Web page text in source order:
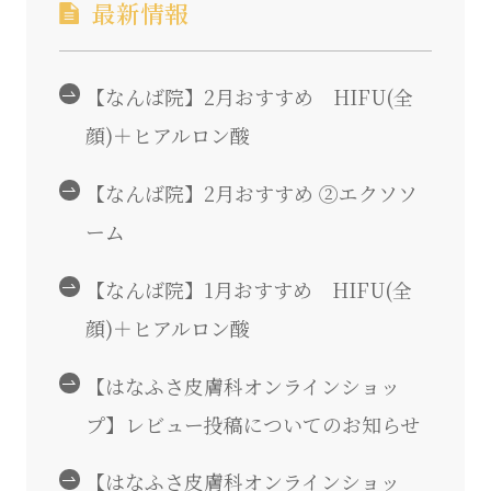
最新情報
【なんば院】2月おすすめ HIFU(全
顔)＋ヒアルロン酸
【なんば院】2月おすすめ ②エクソソ
ーム
【なんば院】1月おすすめ HIFU(全
顔)＋ヒアルロン酸
【はなふさ皮膚科オンラインショッ
プ】レビュー投稿についてのお知らせ
【はなふさ皮膚科オンラインショッ